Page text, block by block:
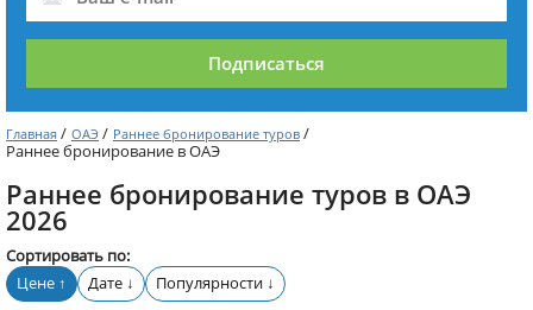
Подписаться
Главная / ОАЭ / Раннее бронирование туров /
Раннее бронирование в ОАЭ
Раннее бронирование туров в ОАЭ
2026
Сортировать по:
Цене ↑ Дате ↓ Популярности ↓